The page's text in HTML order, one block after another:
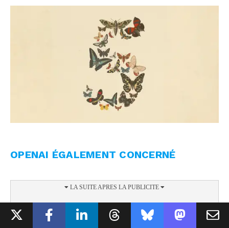
OPENAI ÉGALEMENT CONCERNÉ